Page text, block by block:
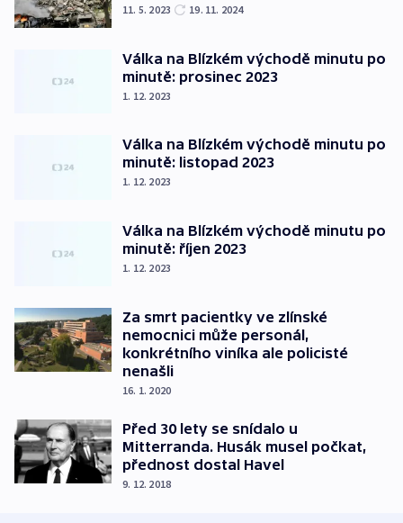
11. 5. 2023 19. 11. 2024
Válka na Blízkém východě minutu po
minutě: prosinec 2023
1. 12. 2023
Válka na Blízkém východě minutu po
minutě: listopad 2023
1. 12. 2023
Válka na Blízkém východě minutu po
minutě: říjen 2023
1. 12. 2023
Za smrt pacientky ve zlínské
nemocnici může personál,
konkrétního viníka ale policisté
nenašli
16. 1. 2020
Před 30 lety se snídalo u
Mitterranda. Husák musel počkat,
přednost dostal Havel
9. 12. 2018